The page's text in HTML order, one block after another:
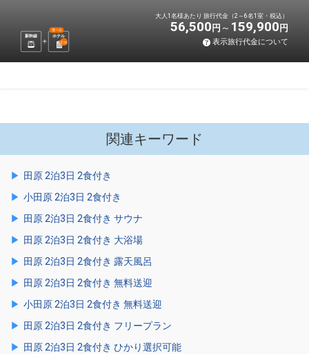
新幹線 ホテル
選べる
2泊
大人1名様あたり 旅行代金（2～6名1室・税込）
56,500 円 159,900 円
表示旅行代金について
関連キーワード
田原 2泊3日 2食付き
小田原 2泊3日 2食付き
田原 2泊3日 2食付き サウナ
田原 2泊3日 2食付き 大浴場
田原 2泊3日 2食付き 露天風呂
田原 2泊3日 2食付き 無料送迎
小田原 2泊3日 2食付き 無料送迎
田原 2泊3日 2食付き フリープラン
田原 2泊3日 2食付き ひかり選択可能